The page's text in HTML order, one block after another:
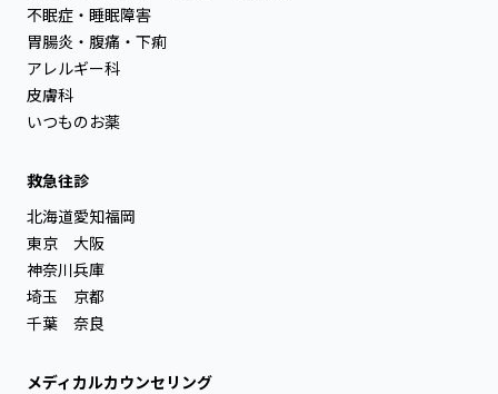
不眠症・睡眠障害
胃腸炎・腹痛・下痢
アレルギー科
皮膚科
いつものお薬
救急往診
北海道
東京
神奈川
埼玉
千葉
愛知
大阪
兵庫
京都
奈良
福岡
メディカルカウンセリング